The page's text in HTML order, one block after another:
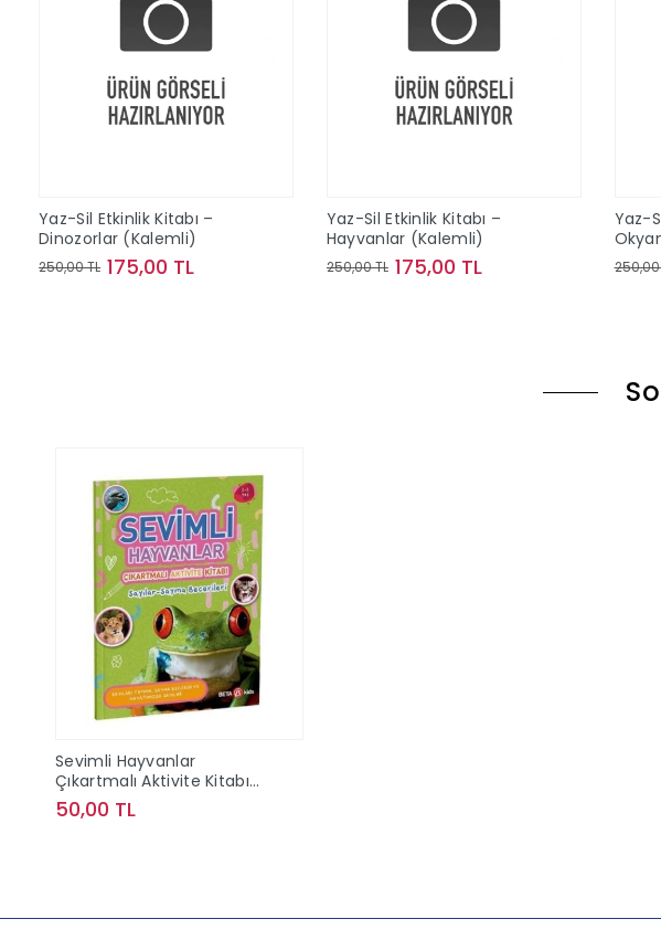
Yaz-Sil Etkinlik Kitabı –
Dinozorlar (Kalemli)
250,00 TL 175,00 TL
Yaz-Sil Etkinlik Kitabı –
Hayvanlar (Kalemli)
250,00 TL 175,00 TL
Yaz-
250,00
Sevimli Hayvanlar
Çıkartmalı Aktivite Kitabı
Sayılar-Sayma Becerileri
50,00 TL